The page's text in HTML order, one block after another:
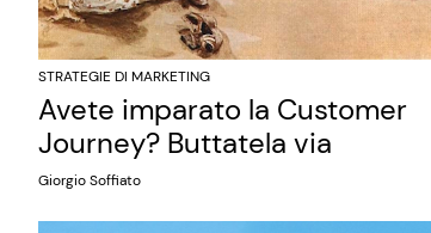
STRATEGIE DI MARKETING
Avete imparato la Customer
Journey? Buttatela via
Giorgio Soffiato